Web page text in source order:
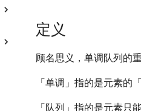
定义
顾名思义，单调队列的
「单调」指的是元素的
「队列」指的是元素只